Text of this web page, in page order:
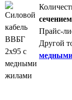
Прайс-
Другой